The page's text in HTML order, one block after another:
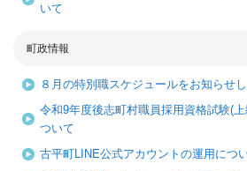
いて
町政情報
８月の特別職スケジュールをお知らせ
令和9年度後志町村職員採用資格試験(
ついて
古平町LINE公式アカウントの運用につ